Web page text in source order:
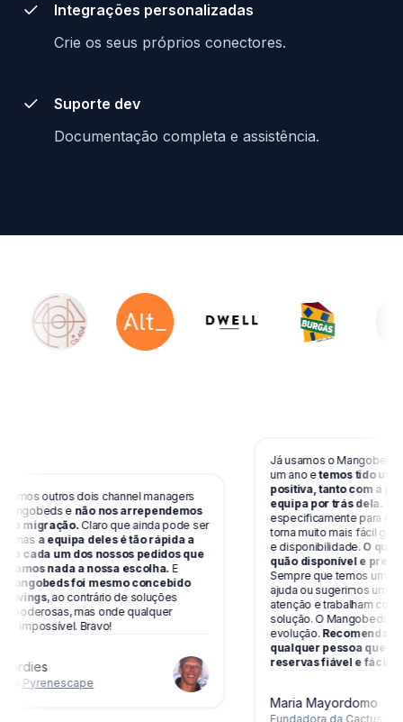
Integrações personalizadas
Crie os seus próprios conectores.
Suporte dev
Documentação completa e assistência.
outros dois channel managers
enão nos arrependemos
migração.Claro que ainda pode ser
masa equipa deles é tão rápida a
a cada um dos nossos pedidos que
nada a nossa escolha.E
foi mesmo concebido
, ao contrário de soluções
poderosas, mas onde qualquer
é impossível. Bravo!
Pyrenescape
Já usamos o Mangobeds
um ano etemos tido uma
positiva, tanto com a
equipa por trás dela.O
especificamente para
torna muito mais fácil
e disponibilidade.O que
quão disponível e
Sempre que temos uma
ajuda ou sugerimos uma
atenção e trabalham
solução. O Mangobeds
evolução.
qualquer pessoa que
reservas fiável e fácil de
Maria Mayordomo
Fundadora daCactus